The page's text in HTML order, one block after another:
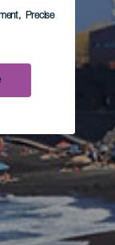
, Precise